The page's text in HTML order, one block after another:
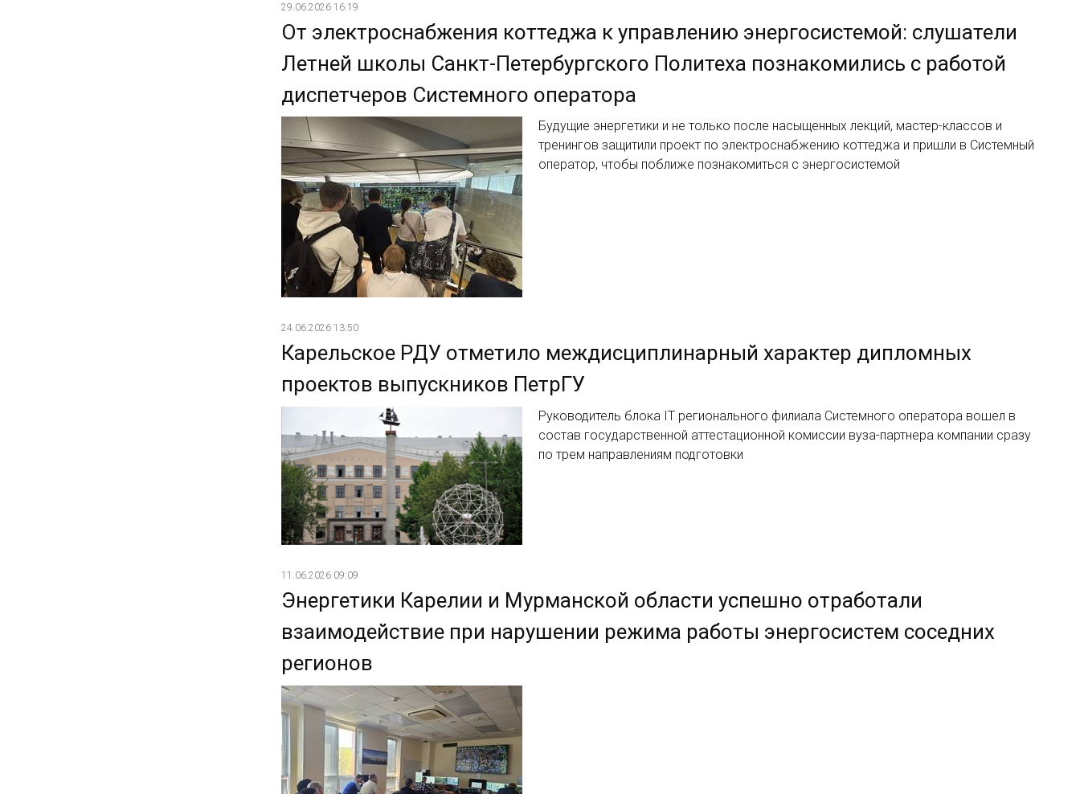
29.06.2026 16:19
От электроснабжения коттеджа к управлению энергосистемой: слушатели
Летней школы Санкт-Петербургского Политеха познакомились с работой
диспетчеров Системного оператора
Будущие энергетики и не только после насыщенных лекций, мастер-классов и
тренингов защитили проект по электроснабжению коттеджа и пришли в Системный
оператор, чтобы поближе познакомиться с энергосистемой
24.06.2026 13:50
Карельское РДУ отметило междисциплинарный характер дипломных
проектов выпускников ПетрГУ
Руководитель блока IT регионального филиала Системного оператора вошел в
состав государственной аттестационной комиссии вуза-партнера компании сразу
по трем направлениям подготовки
11.06.2026 09:09
Энергетики Карелии и Мурманской области успешно отработали
взаимодействие при нарушении режима работы энергосистем соседних
регионов